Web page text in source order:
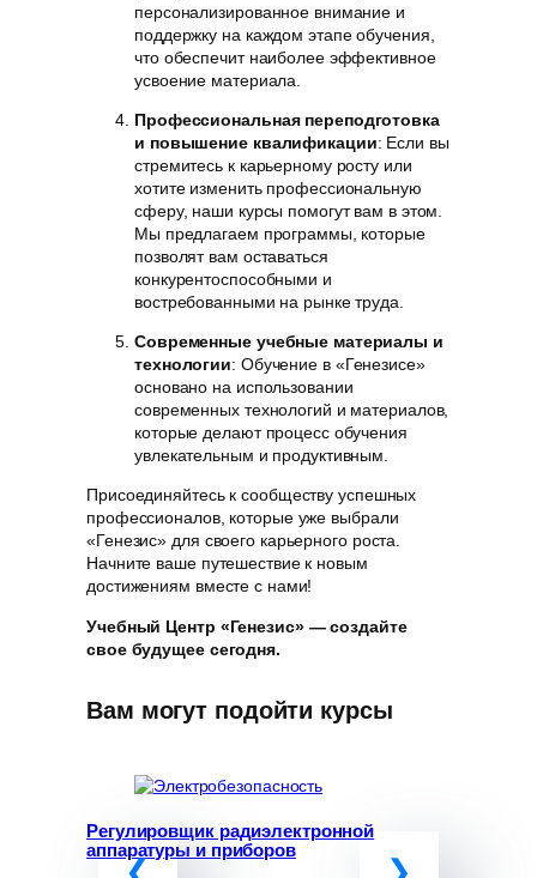
персонализированное внимание и
поддержку на каждом этапе обучения,
что обеспечит наиболее эффективное
усвоение материала.
Профессиональная переподготовка
и повышение квалификации: Если вы
стремитесь к карьерному росту или
хотите изменить профессиональную
сферу, наши курсы помогут вам в этом.
Мы предлагаем программы, которые
позволят вам оставаться
конкурентоспособными и
востребованными на рынке труда.
Современные учебные материалы и
технологии: Обучение в «Генезисе»
основано на использовании
современных технологий и материалов,
которые делают процесс обучения
увлекательным и продуктивным.
Присоединяйтесь к сообществу успешных
профессионалов, которые уже выбрали
«Генезис» для своего карьерного роста.
Начните ваше путешествие к новым
достижениям вместе с нами!
Учебный Центр «Генезис» — создайте
свое будущее сегодня.
Вам могут подойти курсы
Регулировщик радиэлектронной
аппаратуры и приборов